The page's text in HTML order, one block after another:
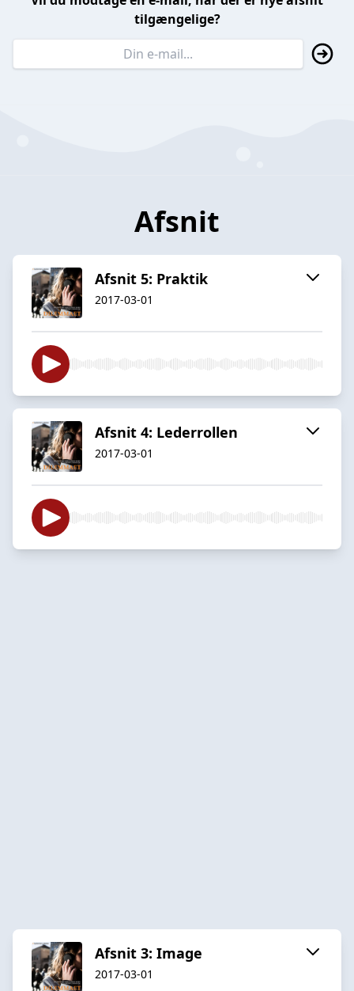
tilgængelige?
Afsnit
Afsnit 5: Praktik
2017-03-01
Afsnit 4: Lederrollen
2017-03-01
Afsnit 3: Image
2017-03-01